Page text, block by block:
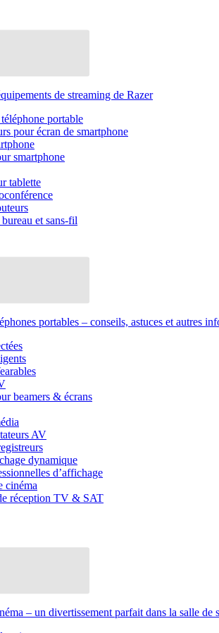
de streaming de Razer
portable
pour écran de smartphone
smartphone
tablette
et sans-fil
portables – conseils, astuces et autres
beamers & écrans
AV
dynamique
d’affichage
cinéma
réception TV & SAT
– un divertissement parfait dans la salle de